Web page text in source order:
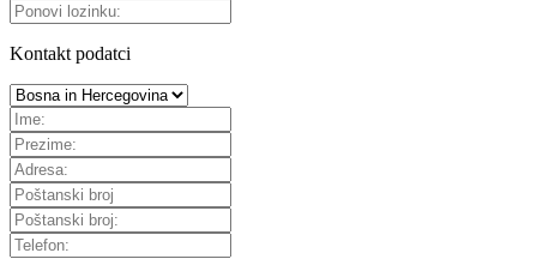
Kontakt podatci